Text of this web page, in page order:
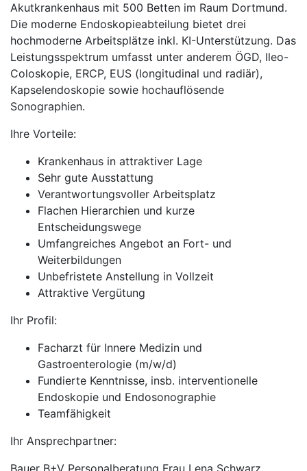
Akutkrankenhaus mit 500 Betten im Raum Dortmund.
Die moderne Endoskopieabteilung bietet drei
hochmoderne Arbeitsplätze inkl. KI-Unterstützung. Das
Leistungsspektrum umfasst unter anderem ÖGD, Ileo-
Coloskopie, ERCP, EUS (longitudinal und radiär),
Kapselendoskopie sowie hochauflösende
Sonographien.
Ihre Vorteile:
Krankenhaus in attraktiver Lage
Sehr gute Ausstattung
Verantwortungsvoller Arbeitsplatz
Flachen Hierarchien und kurze
Entscheidungswege
Umfangreiches Angebot an Fort- und
Weiterbildungen
Unbefristete Anstellung in Vollzeit
Attraktive Vergütung
Ihr Profil:
Facharzt für Innere Medizin und
Gastroenterologie (m/w/d)
Fundierte Kenntnisse, insb. interventionelle
Endoskopie und Endosonographie
Teamfähigkeit
Ihr Ansprechpartner:
Bauer B+V Personalberatung Frau Lena Schwarz